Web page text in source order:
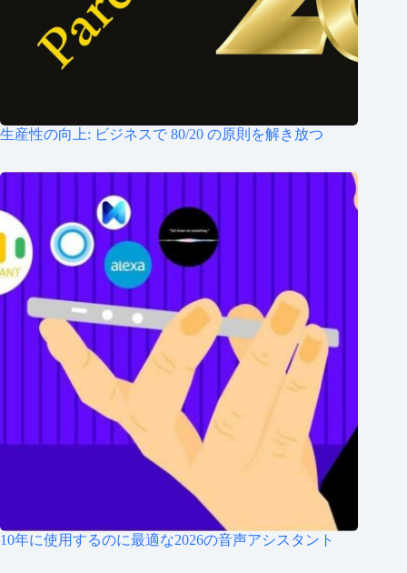
生産性の向上: ビジネスで 80/20 の原則を解き放つ
10年に使用するのに最適な2026の音声アシスタント